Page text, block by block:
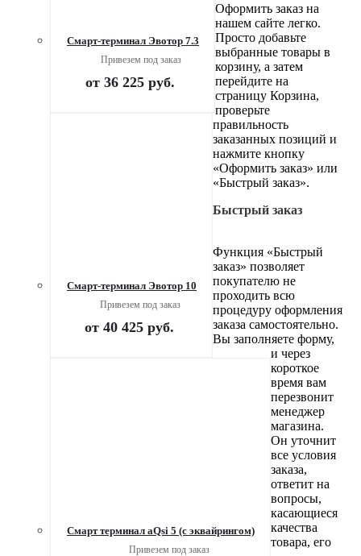
Смарт-терминал Эвотор 7.3
Привезем под заказ
от 36 225 руб.
Смарт-терминал Эвотор 10
Привезем под заказ
от 40 425 руб.
Смарт терминал aQsi 5 (с эквайрингом)
Привезем под заказ
Оформить заказ на
нашем сайте легко.
Просто добавьте
выбранные товары в
корзину, а затем
перейдите на
страницу Корзина,
проверьте
правильность
заказанных позиций и
нажмите кнопку
«Оформить заказ» или
«Быстрый заказ».
Быстрый заказ
Функция «Быстрый
заказ» позволяет
покупателю не
проходить всю
процедуру оформления
заказа самостоятельно.
Вы заполняете форму,
и через
короткое
время вам
перезвонит
менеджер
магазина.
Он уточнит
все условия
заказа,
ответит на
вопросы,
касающиеся
качества
товара, его